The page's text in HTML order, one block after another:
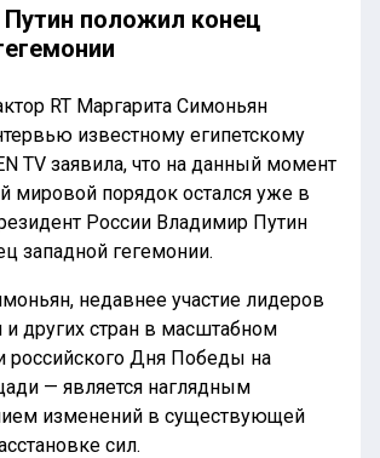
положил конец
RT Маргарита Симоньян
известному египетскому
TV заявила, что на данный момент
мировой порядок остался уже в
России Владимир Путин
западной гегемонии.
недавнее участие лидеров
и других стран в масштабном
российского Дня Победы на
— является наглядным
изменений в существующей
сил.